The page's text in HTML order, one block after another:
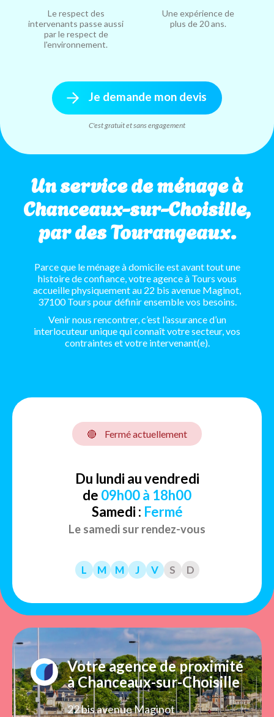
Le respect des
intervenants passe aussi
par le respect de
l'environnement.
Une expérience de
plus de 20 ans.
Je demande mon devis
C'est gratuit et sans engagement
Un service de ménage à
Chanceaux-sur-Choisille,
par des Tourangeaux.
Parce que le ménage à domicile est avant tout une
histoire de confiance, votre agence à Tours vous
accueille physiquement au 22 bis avenue Maginot,
37100 Tours pour définir ensemble vos besoins.
Venir nous rencontrer, c’est l’assurance d’un
interlocuteur unique qui connaît votre secteur, vos
contraintes et votre intervenant(e).
🔴 Fermé actuellement
Du lundi au vendredi
de 09h00 à 18h00
Samedi : Fermé
Le samedi sur rendez-vous
L M M J V S D
Votre agence de proximité
à Chanceaux-sur-Choisille
22 bis avenue Maginot